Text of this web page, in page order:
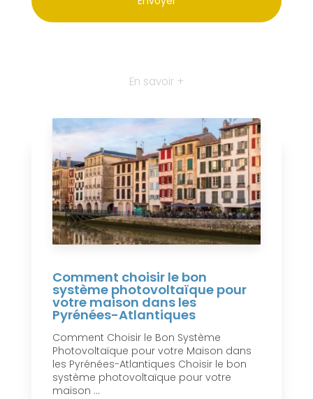
En savoir +
Comment choisir le bon
système photovoltaïque pour
votre maison dans les
Pyrénées-Atlantiques
Comment Choisir le Bon Système
Photovoltaïque pour votre Maison dans
les Pyrénées-Atlantiques Choisir le bon
système photovoltaïque pour votre
maison ...